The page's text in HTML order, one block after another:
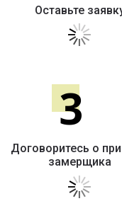
Оставьте
3
Договоритесь о
замерщика